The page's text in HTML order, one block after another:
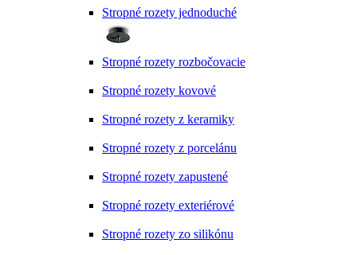
Stropné rozety jednoduché
Stropné rozety rozbočovacie
Stropné rozety kovové
Stropné rozety z keramiky
Stropné rozety z porcelánu
Stropné rozety zapustené
Stropné rozety exteriérové
Stropné rozety zo silikónu